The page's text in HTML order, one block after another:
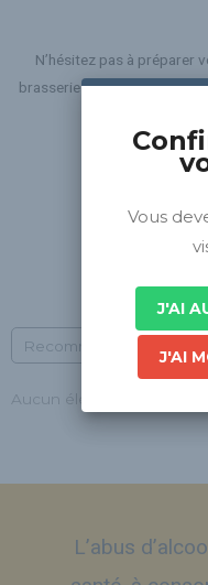
N’hésitez pas à préparer
brasseries près de chez
Recommended
Aucun élément à afficher
L’abus
Vous
J'AI
J'AI